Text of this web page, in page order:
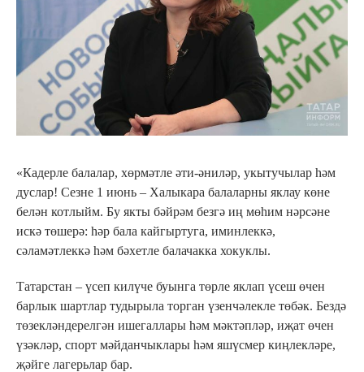
«Кадерле балалар, хөрмәтле әти-әниләр, укытучылар һәм
дуслар! Сезне 1 июнь – Халыкара балаларны яклау көне
белән котлыйм. Бу якты бәйрәм безгә иң мөһим нәрсәне
искә төшерә: һәр бала кайгыртуга, иминлеккә,
сәламәтлеккә һәм бәхетле балачакка хокуклы.
Татарстан – үсеп килүче буынга төрле яклап үсеш өчен
барлык шартлар тудырыла торган үзенчәлекле төбәк. Бездә
төзекләндерелгән ишегаллары һәм мәктәпләр, иҗат өчен
үзәкләр, спорт мәйданчыклары һәм яшүсмер киңлекләре,
җәйге лагерьлар бар.